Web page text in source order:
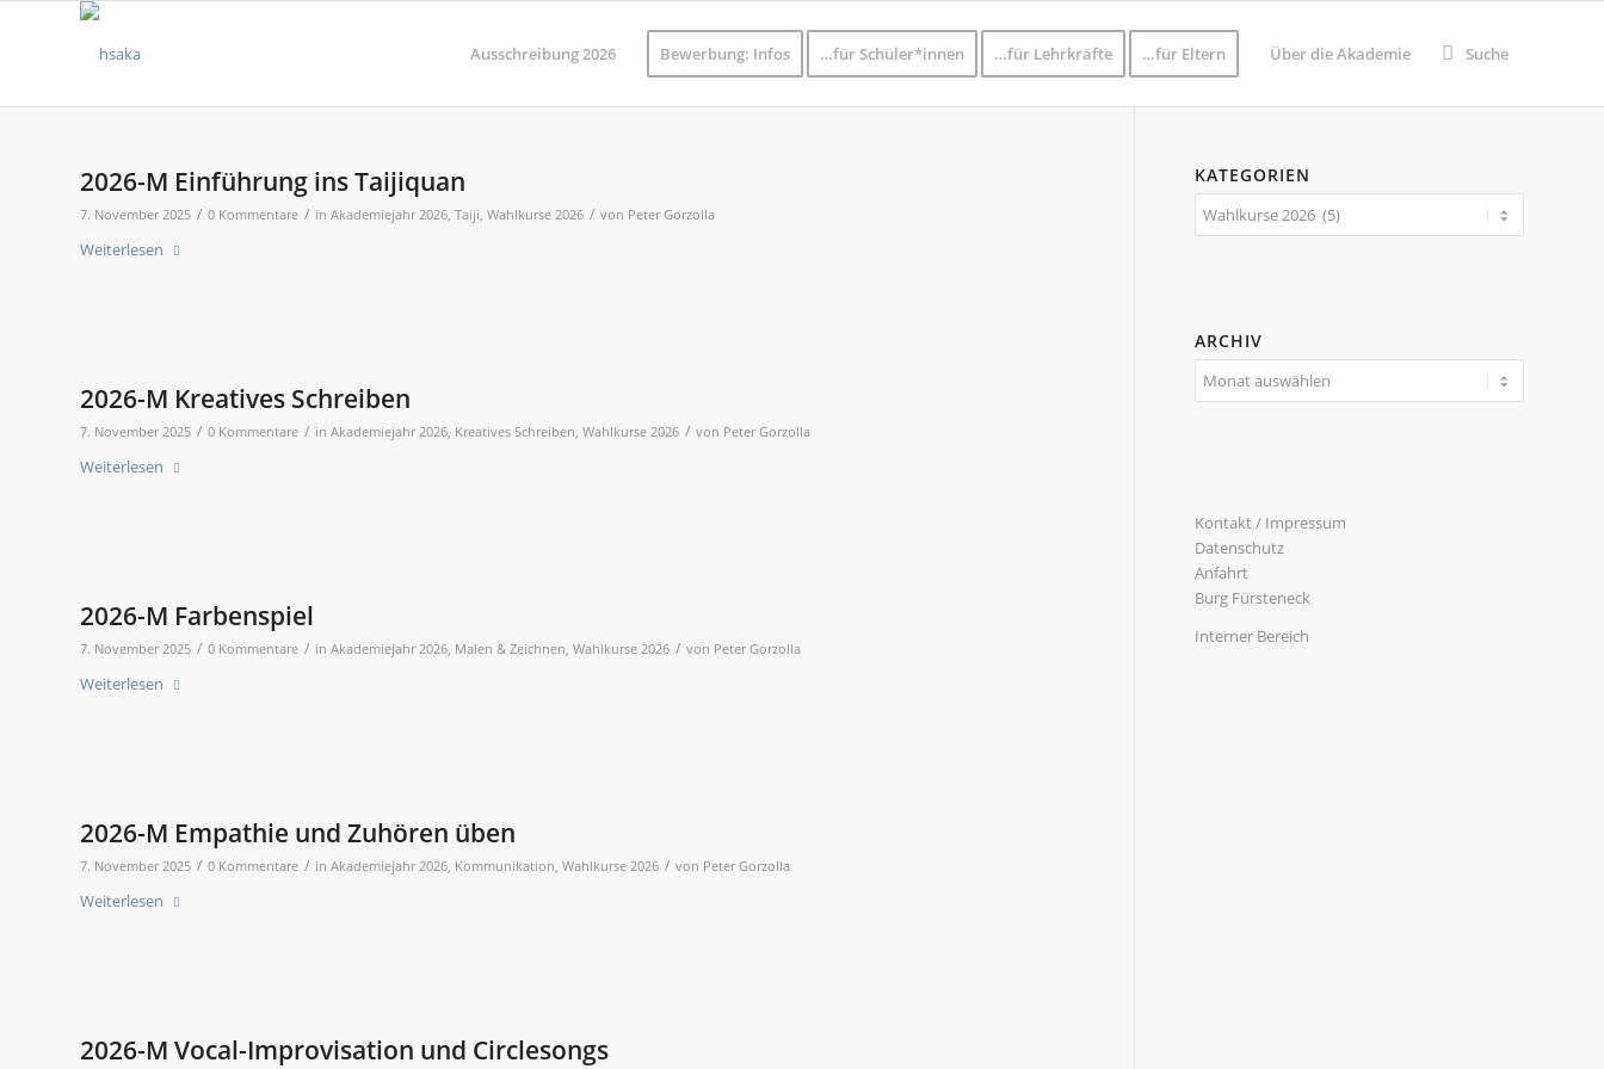
Ausschreibung 2026 Bewerbung: Infos …für Schüler*innen …für Lehrkräfte …für Eltern Über die Akademie Suche
2026-M Einführung ins Taijiquan
7. November 2025 / 0 Kommentare / in Akademiejahr 2026, Taiji, Wahlkurse 2026 / von Peter Gorzolla
Weiterlesen
2026-M Kreatives Schreiben
7. November 2025 / 0 Kommentare / in Akademiejahr 2026, Kreatives Schreiben, Wahlkurse 2026 / von Peter Gorzolla
Weiterlesen
2026-M Farbenspiel
7. November 2025 / 0 Kommentare / in Akademiejahr 2026, Malen & Zeichnen, Wahlkurse 2026 / von Peter Gorzolla
Weiterlesen
2026-M Empathie und Zuhören üben
7. November 2025 / 0 Kommentare / in Akademiejahr 2026, Kommunikation, Wahlkurse 2026 / von Peter Gorzolla
Weiterlesen
2026-M Vocal-Improvisation und Circlesongs
KATEGORIEN
Kategorien
ARCHIV
Kontakt / Impressum
Datenschutz
Anfahrt
Burg Fürsteneck
Interner Bereich